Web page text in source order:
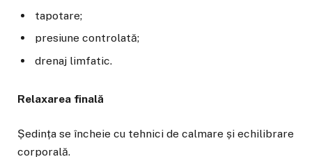
tapotare;
presiune controlată;
drenaj limfatic.
Relaxarea finală
Ședința se încheie cu tehnici de calmare și echilibrare
corporală.